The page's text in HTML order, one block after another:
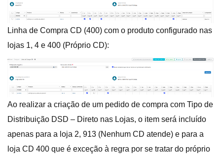
Linha de Compra CD (400) com o produto configurado nas
lojas 1, 4 e 400 (Próprio CD):
Ao realizar a criação de um pedido de compra com Tipo de
Distribuição DSD – Direto nas Lojas, o item será incluído
apenas para a loja 2, 913 (Nenhum CD atende) e para a
loja CD 400 que é exceção à regra por se tratar do próprio